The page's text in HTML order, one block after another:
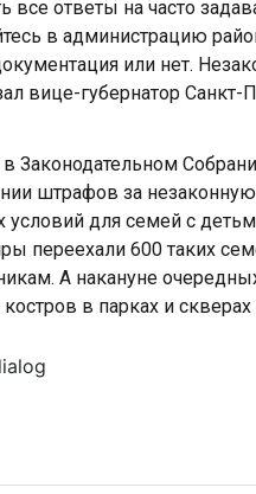
все ответы на часто
в администрацию
или нет.
вице-губернатор Санкт-
Законодательном
штрафов за
для семей с
переехали 600 таких
А накануне
в парках и